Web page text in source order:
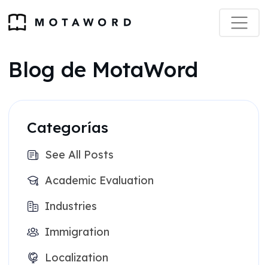
Blog de MotaWord
Categorías
See All Posts
Academic Evaluation
Industries
Immigration
Localization